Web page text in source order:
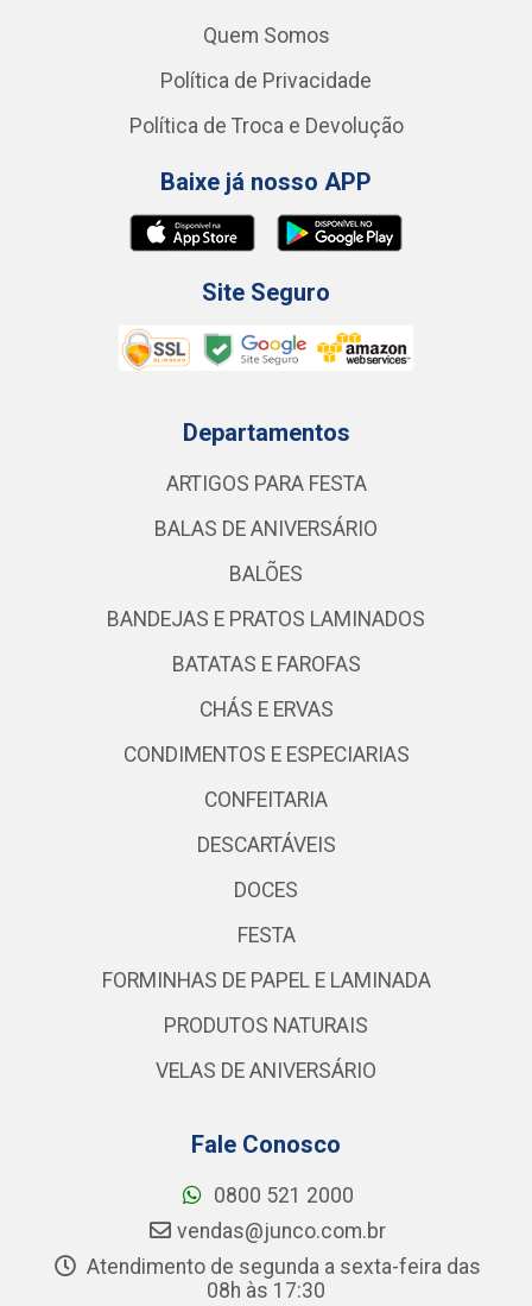
Quem Somos
Política de Privacidade
Política de Troca e Devolução
Baixe já nosso APP
Site Seguro
Departamentos
ARTIGOS PARA FESTA
BALAS DE ANIVERSÁRIO
BALÕES
BANDEJAS E PRATOS LAMINADOS
BATATAS E FAROFAS
CHÁS E ERVAS
CONDIMENTOS E ESPECIARIAS
CONFEITARIA
DESCARTÁVEIS
DOCES
FESTA
FORMINHAS DE PAPEL E LAMINADA
PRODUTOS NATURAIS
VELAS DE ANIVERSÁRIO
Fale Conosco
0800 521 2000
vendas@junco.com.br
Atendimento de segunda a sexta-feira das
08h às 17:30